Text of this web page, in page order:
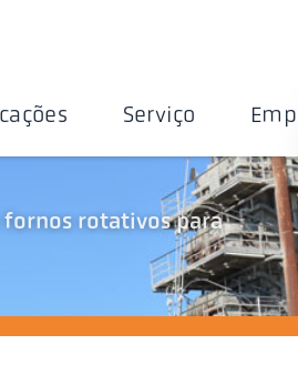
Serviço
fornos rotativos para